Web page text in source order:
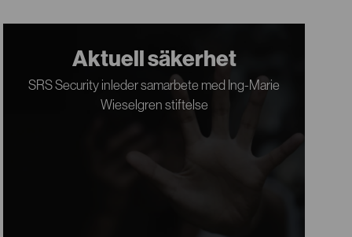
Aktuell säkerhet
SRS Security inleder samarbete med Ing-Marie
Wieselgren stiftelse